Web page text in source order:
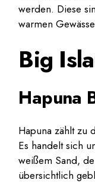
werden. Diese
warmen
Big
Hapuna
Hapuna zählt zu
Es handelt sich
weißem Sand,
übersichtlich